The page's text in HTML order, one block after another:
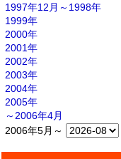
1997年12月～1998年
1999年
2000年
2001年
2002年
2003年
2004年
2005年
～2006年4月
2006年5月～